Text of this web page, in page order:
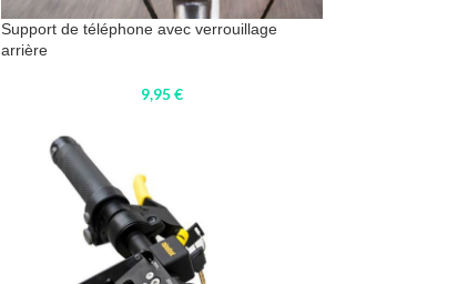
Support de téléphone avec verrouillage
arrière
9,95€